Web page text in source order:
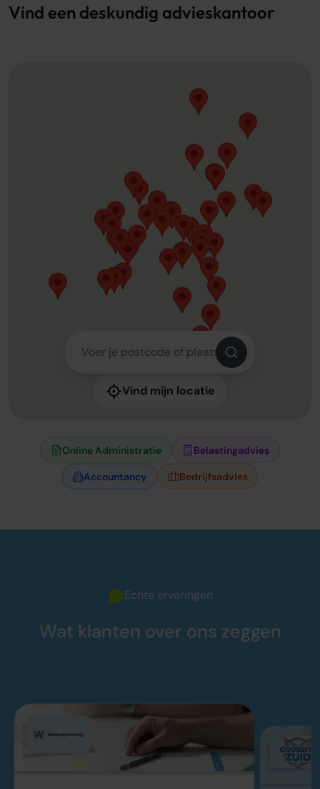
Vind een deskundig advieskantoor
Vind mijn locatie
Online Administratie Belastingadvies
Accountancy Bedrijfsadvies
Echte ervaringen
Wat klanten over ons zeggen